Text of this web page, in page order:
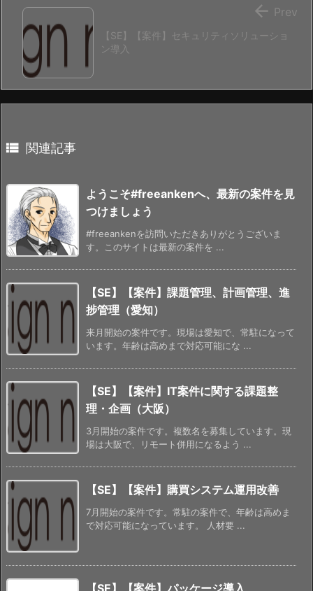
【SE】【案件】セキュリティソリューショ
ン導入
 Prev
 関連記事
ようこそ#freeankenへ、最新の案件を見
つけましょう
#freeankenを訪問いただきありがとうございま
す。このサイトは最新の案件を ...
【SE】【案件】課題管理、計画管理、進
捗管理（愛知）
来月開始の案件です。現場は愛知で、常駐になって
います。年齢は高めまで対応可能にな ...
【SE】【案件】IT案件に関する課題整
理・企画（大阪）
3月開始の案件です。複数名を募集しています。現
場は大阪で、リモート併用になるよう ...
【SE】【案件】購買システム運用改善
7月開始の案件です。常駐の案件で、年齢は高めま
で対応可能になっています。 人材要 ...
【SE】【案件】パッケージ導入